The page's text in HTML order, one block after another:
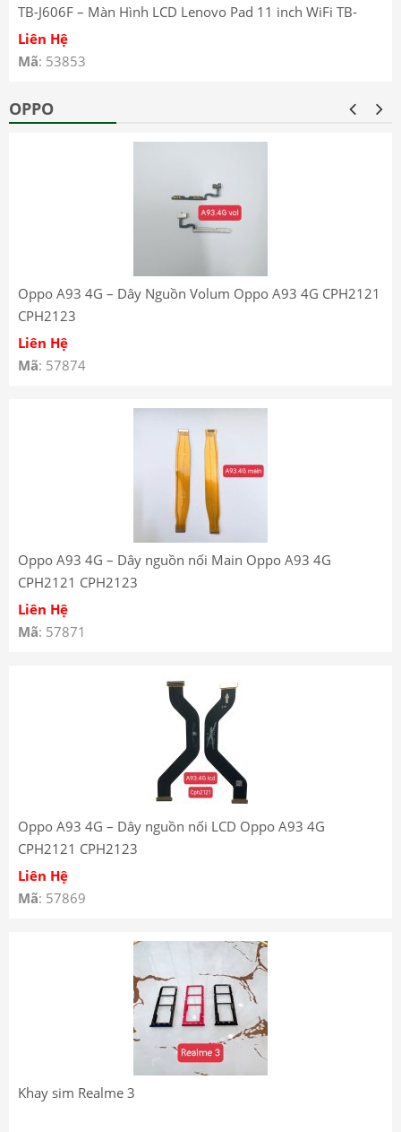
TB-J606F – Màn Hình LCD Lenovo Pad 11 inch WiFi TB-
J606F – Lenovo Pad 11 inch WiFi TB-J606F LCD Screen
Liên Hệ
Mã: 53853
OPPO
Oppo A93 4G – Dây Nguồn Volum Oppo A93 4G CPH2121
CPH2123
Liên Hệ
Mã: 57874
Oppo A93 4G – Dây nguồn nối Main Oppo A93 4G
CPH2121 CPH2123
Liên Hệ
Mã: 57871
Oppo A93 4G – Dây nguồn nối LCD Oppo A93 4G
CPH2121 CPH2123
Liên Hệ
Mã: 57869
Khay sim Realme 3